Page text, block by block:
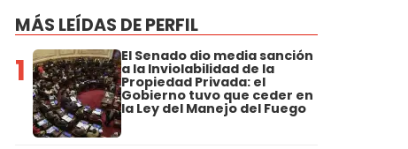
MÁS LEÍDAS DE PERFIL
1 El Senado dio media sanción
a la Inviolabilidad de la
Propiedad Privada: el
Gobierno tuvo que ceder en
la Ley del Manejo del Fuego